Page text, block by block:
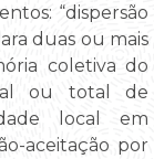
“dispersão
duas ou mais
coletiva do
ou total de
local em
aceitação por